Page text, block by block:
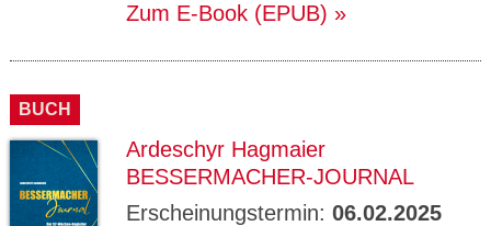
Zum E-Book (EPUB)
BUCH
Ardeschyr Hagmaier
BESSERMACHER-JOURNAL
Erscheinungstermin: 06.02.2025